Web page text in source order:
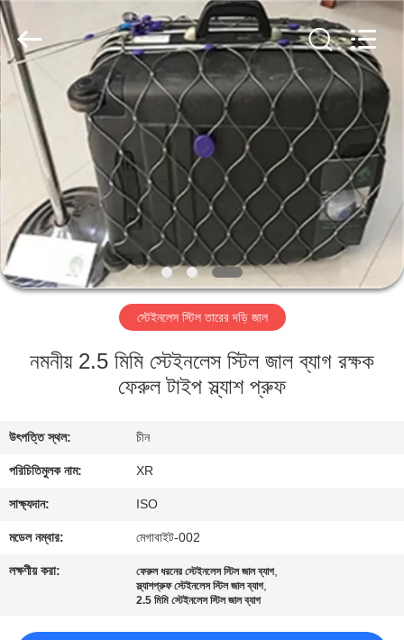
বাড়ি
পণ্য
আমাদের
সম্পর্কে
কারখানা
যোগাযোগ
করুন
উদ্ধৃতির
আবেদন
PING
XI
RUN
METAL
MESH
CO.,LTD.
Rights
Reserved.
স্টেইনলেস স্টিল তারের দড়ি জাল
নমনীয় 2.5 মিমি স্টেইনলেস স্টিল জাল ব্যাগ রক্ষক
ফেরুল টাইপ স্ল্যাশ প্রুফ
উৎপত্তি স্থল: চীন
পরিচিতিমুলক নাম: XR
সাক্ষ্যদান: ISO
মডেল নম্বার: মেগাবাইট-002
লক্ষণীয় করা: ফেরুল ধরনের স্টেইনলেস স্টিল জাল ব্যাগ,
স্ল্যাশপ্রুফ স্টেইনলেস স্টিল জাল ব্যাগ,
2.5 মিমি স্টেইনলেস স্টিল জাল ব্যাগ